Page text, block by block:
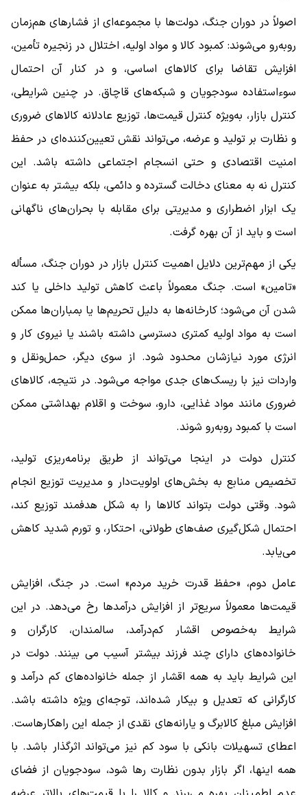
اصولاً در دوران جنگ، دولت‌ها با مجموعه‌ای از فشارهای هم‌زمان
روبه‌رو می‌شوند: کمبود کالا و مواد اولیه، اختلال در زنجیره تأمین،
افزایش تقاضا برای کالاهای اساسی، و در کنار آن احتمال
سوءاستفاده سودجویان و شبکه‌های قاچاق. در چنین شرایطی،
کنترل بازار، به‌ویژه کنترل قیمت‌ها، توزیع عادلانه کالاهای ضروری
و نظارت بر تولید و عرضه، می‌تواند نقش تعیین‌کننده‌ای در حفظ
امنیت اقتصادی و حتی انسجام اجتماعی داشته باشد. این
کنترل نه به معنای دخالت گسترده و دائمی، بلکه بیشتر به عنوان
یک ابزار اضطراری و مدیریتی برای مقابله با بحران‌های ناگهانی
است و باید از آن بهره گرفت.
یکی از مهم‌ترین دلایل اهمیت کنترل بازار در دوران جنگ، مسأله
«تامین» است. جنگ معمولاً باعث کاهش تولید داخلی یا کند
شدن آن می‌شود؛ کارخانه‌ها به دلیل تحریم‌ها یا بمباران‌ها ممکن
است به مواد اولیه کمتری دسترسی داشته باشند یا نیروی کار و
انرژی مورد نیازشان محدود شود. از سوی دیگر، حمل‌ونقل و
واردات نیز با ریسک‌های جدی مواجه می‌شود. در نتیجه، کالاهای
ضروری مانند مواد غذایی، دارو، سوخت و اقلام بهداشتی ممکن
است با کمبود روبه‌رو شوند.
کنترل دولت در اینجا می‌تواند از طریق برنامه‌ریزی تولید،
تخصیص منابع به بخش‌های اولویت‌دار و مدیریت توزیع انجام
شود. وقتی دولت بتواند کالاها را به شکل هدفمند توزیع کند،
احتمال شکل‌گیری صف‌های طولانی، احتکار، و تورم شدید کاهش
می‌یابد.
عامل دوم، «حفظ قدرت خرید مردم» است. در جنگ، افزایش
قیمت‌ها معمولاً سریع‌تر از افزایش درآمدها رخ می‌دهد. در این
شرایط به‌خصوص اقشار کم‌درآمد، سالمندان، کارگران و
خانواده‌های دارای چند فرزند بیشتر آسیب‌ می بینند. دولت در
این شرایط باید به همه اقشار از جمله خانواده‌های کم درآمد و
کارگرانی که تعدیل و بیکار شده‌اند، توجه‌ای ویژه داشته باشد.
افزایش مبلغ کالابرگ و یارانه‌های نقدی از جمله این راهکارهاست.
اعطای تسهیلات بانکی با سود کم نیز می‌تواند اثرگذار باشد. با
همه اینها، اگر بازار بدون نظارت رها شود، سودجویان از فضای